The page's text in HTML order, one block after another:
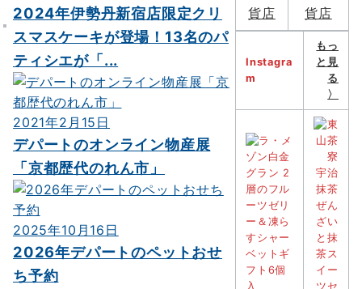
2024年伊勢丹新宿店限定クリ
スマスケーキが登場！13名のパ
ティシエが「...
2021年2月15日
デパートのオンライン物産展
「京都歴代のれん市」
2025年10月16日
2026年デパートのペットおせ
ち予約
Instagra
m
もっ
と見
る
〉